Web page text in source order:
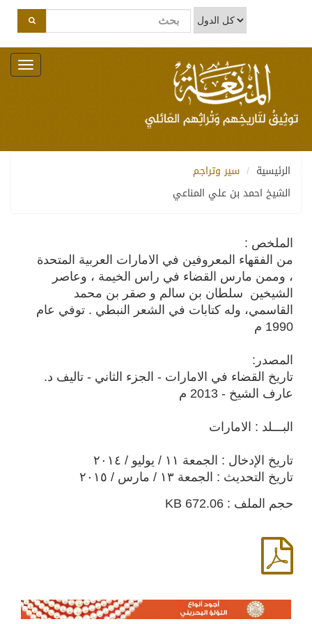
Toggle
navigation
الرئيسية
سير وتراجم
الشيخ احمد بن علي المناعي
الملخص :
من الفقهاء المعروفين في الامارات العربية المتحدة
، وممن مارس القضاء في راس الخيمة ، وعاصر
الشيخين سلطان بن سالم و صقر بن محمد
القاسمي، وله كتابات في الشعر النبطي . توفي عام
1990 م
المصدر:
تاريخ القضاء في الامارات - الجزء الثاني - تاليف د.
عارف الشيخ - 2013 م
البـــلد : الامارات
تاريخ الإدخال : الجمعة ١١ / يوليو / ٢٠١٤
تاريخ التحديث : الجمعة ١٣ / مارس / ٢٠١٥
حجم الملف : 672.06 KB